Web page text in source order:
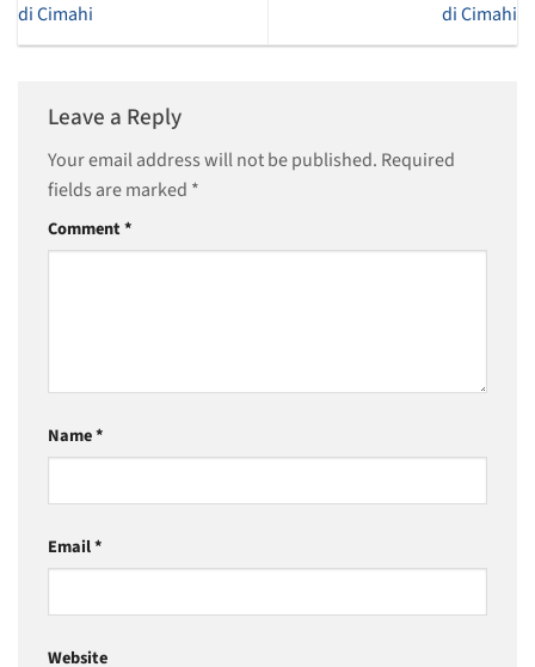
di Cimahi
di Cimahi
Leave a Reply
Your email address will not be published. Required
fields are marked *
Comment*
Name*
Email*
Website